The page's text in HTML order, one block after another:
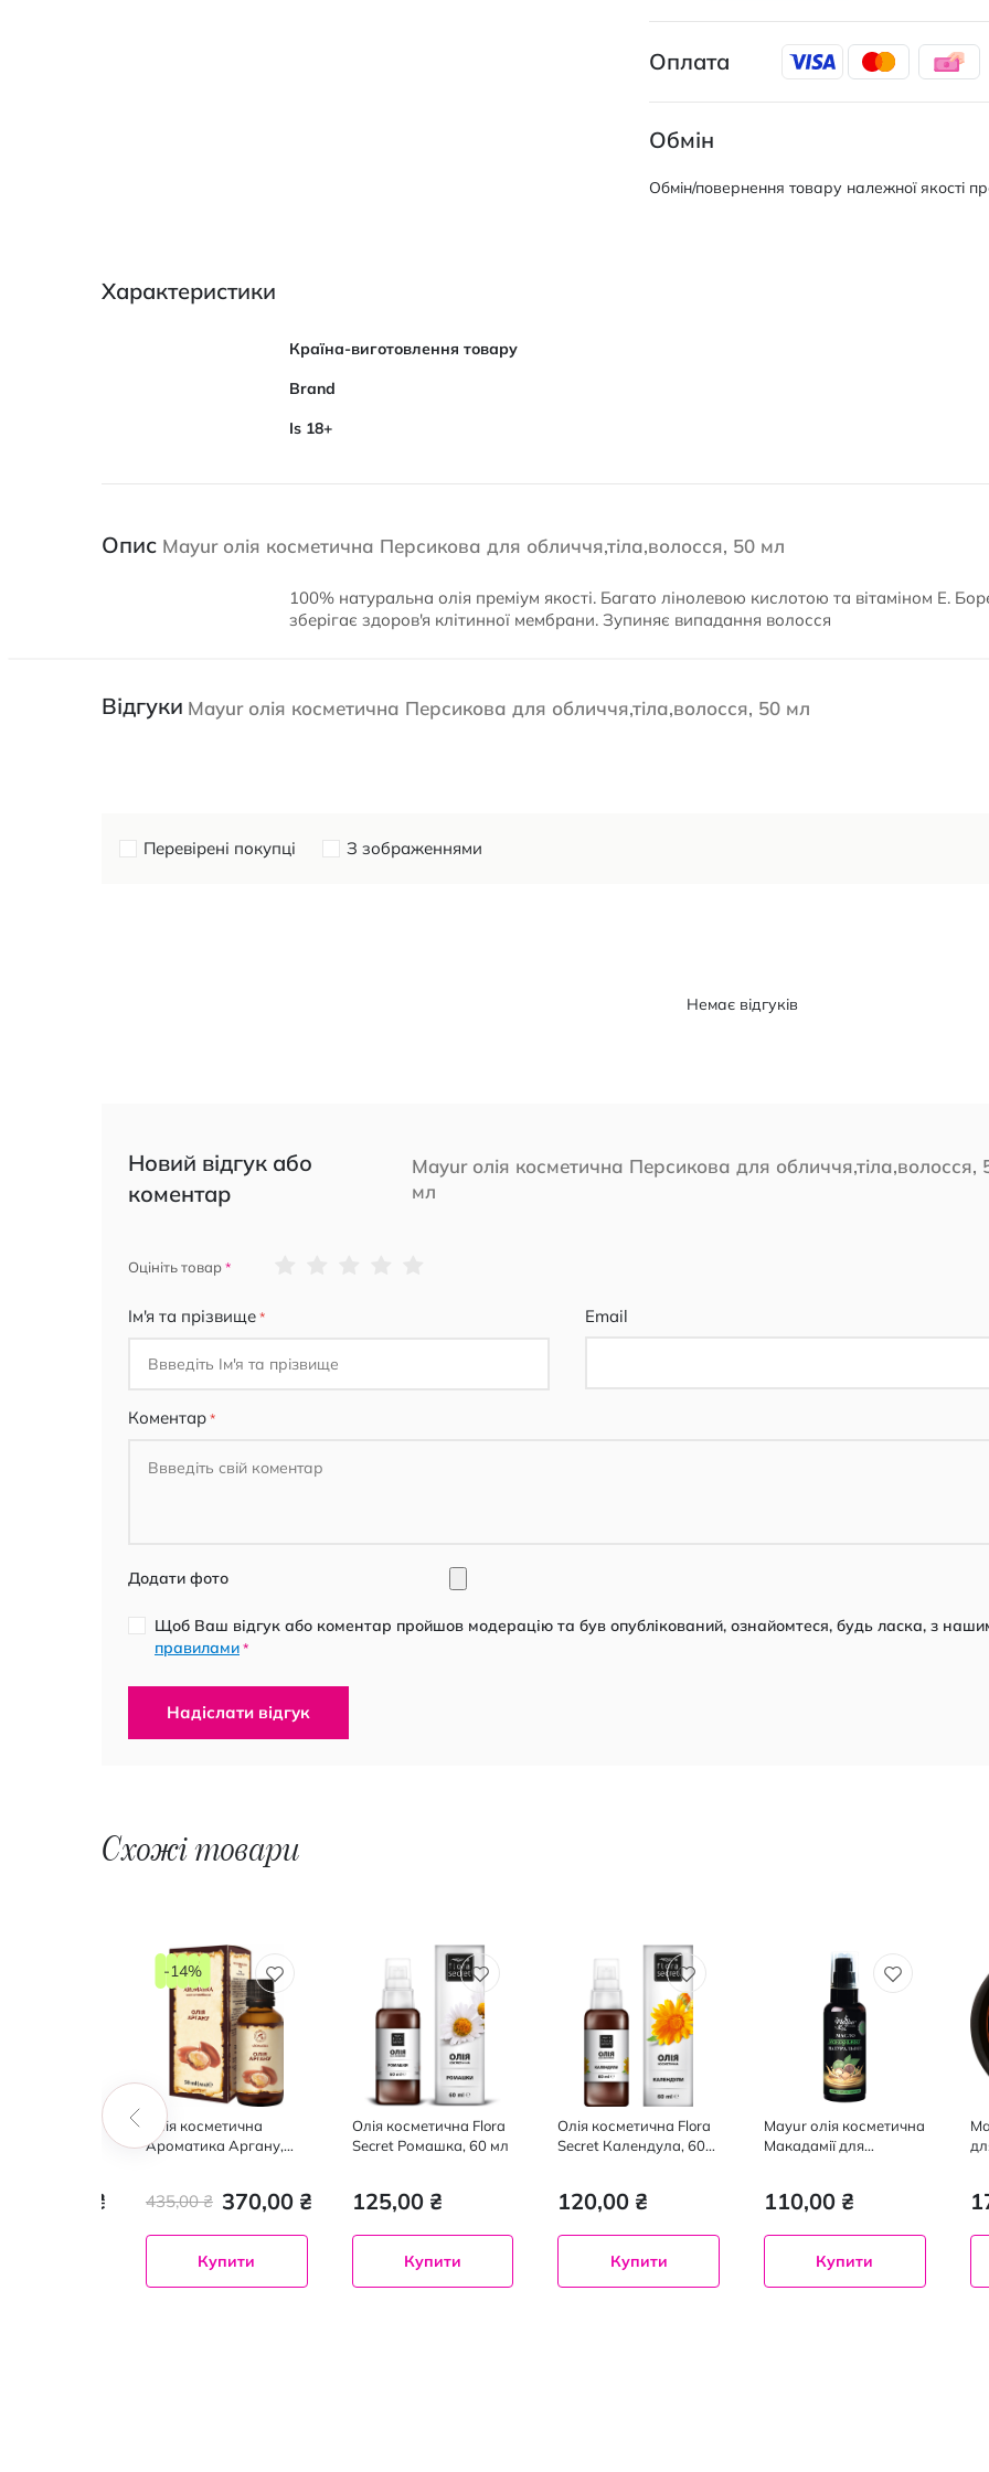
Оплата
Обмін
Обмін/повернення товару належної якості
Характеристики
Характеристики
Країна-виготовлення товару
Brand
Is 18+
Опис Mayur олія косметична Персикова для обличчя,тіла,волосся, 50 мл
100% натуральна олія преміум якості. Багато лінолевою кислотою та вітаміном Е.
зберігає здоров'я клітинної мембрани. Зупиняє випадання волосся
Відгуки Mayur олія косметична Персикова для обличчя,тіла,волосся, 50 мл
Перевірені покупці З зображеннями
Немає відгуків
Новий відгук або
коментар
Mayur олія косметична Персикова для обличчя,тіла,волосся,
мл
Оцініть товар
Ім'я та прізвище Email
Коментар
Додати фото
Щоб Ваш відгук або коментар пройшов модерацію та був опублікований, ознайомтеся, будь ласка, з
правилами *
Надіслати відгук
Схожі товари
179,00 ₴
Олія косметична
Ароматика Аргану,
370,00 ₴
435,00 ₴
-14%
Купити
Олія косметична Flora
Secret Ромашка, 60 мл
125,00 ₴
Купити
Олія косметична Flora
Secret Календула, 60
120,00 ₴
Купити
Mayur олія косметична
Макадамії для
110,00 ₴
Купити